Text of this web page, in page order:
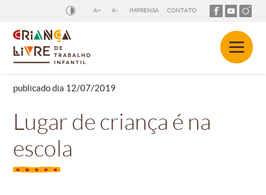
A+ A- IMPRENSA CONTATO
publicado dia 12/07/2019
Lugar de criança é na
escola